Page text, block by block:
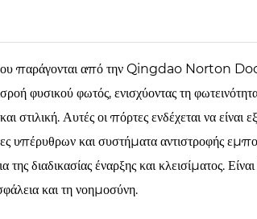
που παράγονται από την Qingdao Norton
φυσικού φωτός, ενισχύοντας τη
Αυτές οι πόρτες ενδέχεται να είναι
υπέρυθρων και συστήματα αντιστροφής
διαδικασίας έναρξης και κλεισίματος.
και τη νοημοσύνη.